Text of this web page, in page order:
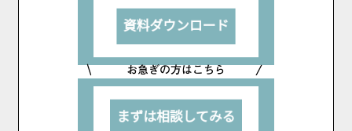
お急ぎの方はこちら